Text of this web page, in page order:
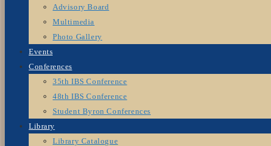
Advisory Board
Multimedia
Photo Gallery
Events
Conferences
35th IBS Conference
48th IBS Conference
Student Byron Conferences
Library
Library Catalogue